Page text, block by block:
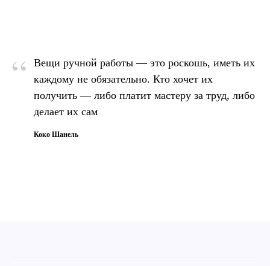
“
Вещи ручной работы — это роскошь, иметь их
каждому не обязательно. Кто хочет их
получить — либо платит мастеру за труд, либо
делает их сам
Коко Шанель